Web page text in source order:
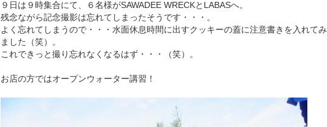
９日は９時集合にて、６名様がSAWADEE WRECKとLABASへ。
残念ながら記念撮影は忘れてしまったそうです・・・。
よく忘れてしまうので・・・水面休息時間に出すクッキーの蓋に注意書きを入れてみ
ました（笑）。
これできっと撮り忘れなくなるはず・・・（笑）。
お店の方ではオープンウォーター講習！